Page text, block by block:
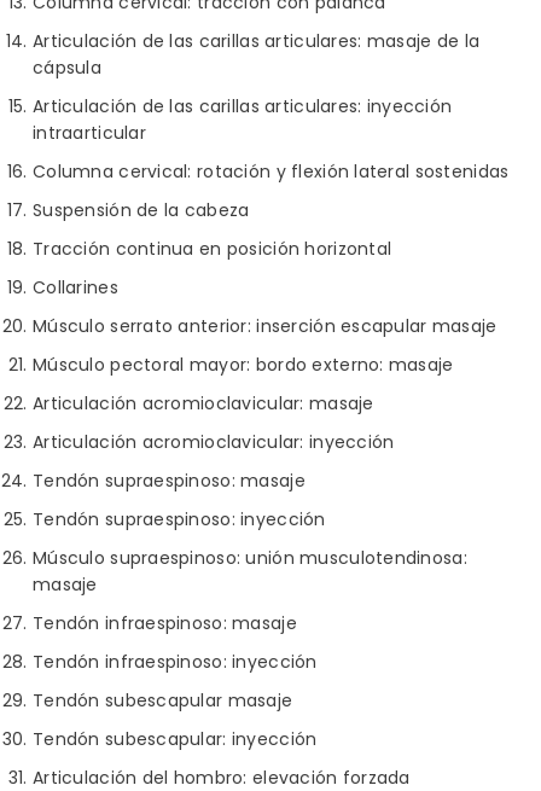
Articulación de las carillas articulares: masaje de la
cápsula
Articulación de las carillas articulares: inyección
intraarticular
Columna cervical: rotación y flexión lateral sostenidas
Suspensión de la cabeza
Tracción continua en posición horizontal
Collarines
Músculo serrato anterior: inserción escapular masaje
Músculo pectoral mayor: bordo externo: masaje
Articulación acromioclavicular: masaje
Articulación acromioclavicular: inyección
Tendón supraespinoso: masaje
Tendón supraespinoso: inyección
Músculo supraespinoso: unión musculotendinosa:
masaje
Tendón infraespinoso: masaje
Tendón infraespinoso: inyección
Tendón subescapular masaje
Tendón subescapular: inyección
Articulación del hombro: elevación forzada